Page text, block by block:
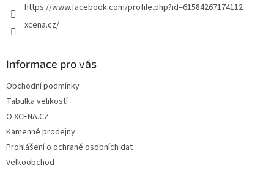
https://www.facebook.com/profile.php?id=61584267174112
xcena.cz/
Informace pro vás
Obchodní podmínky
Tabulka velikostí
O XCENA.CZ
Kamenné prodejny
Prohlášení o ochraně osobních dat
Velkoobchod